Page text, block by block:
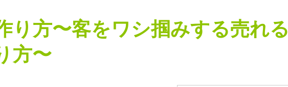
り方〜客をワシ掴みする売れる
方〜